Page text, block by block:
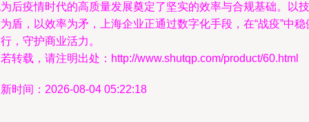
后疫情时代的高质量发展奠定了坚实的效率与合规基础。以技
盾，以效率为矛，上海企业正通过数字化手段，在“战疫”中稳
，守护商业活力。
转载，请注明出处：http://www.shutqp.com/product/60.html
时间：2026-08-04 05:22:18